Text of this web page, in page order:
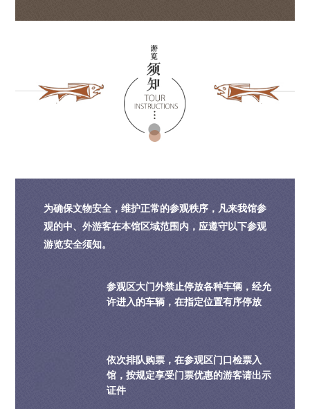
为确保文物安全，维护正常的参观秩序，凡来我馆参
观的中、外游客在本馆区域范围内，应遵守以下参观
游览安全须知。
参观区大门外禁止停放各种车辆，经允
许进入的车辆，在指定位置有序停放
依次排队购票，在参观区门口检票入
馆，按规定享受门票优惠的游客请出示
证件